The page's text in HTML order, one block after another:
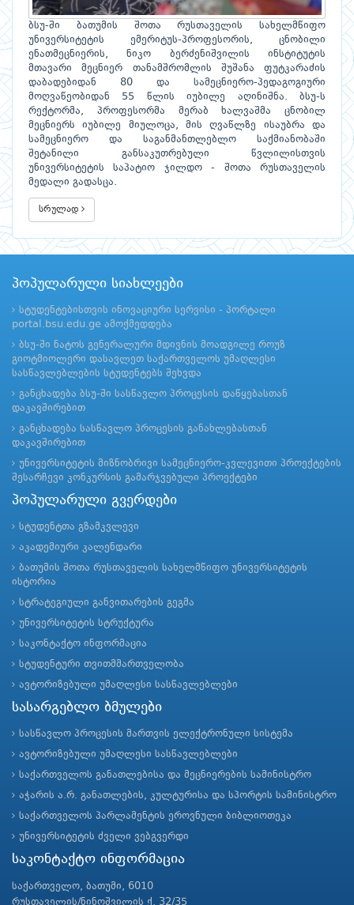
ბსუ-ში ბათუმის შოთა რუსთაველის სახელმწიფო
უნივერსიტეტის ემერიტუს-პროფესორის, ცნობილი
ენათმეცნიერის, ნიკო ბერძენიშვილის ინსტიტუტის
მთავარი მეცნიერ თანამშრომლის შუშანა ფუტკარაძის
დაბადებიდან 80 და სამეცნიერო-პედაგოგიური
მოღვაწეობიდან 55 წლის იუბილე აღინიშნა. ბსუ-ს
რექტორმა, პროფესორმა მერაბ ხალვაშმა ცნობილ
მეცნიერს იუბილე მიულოცა, მის ღვაწლზე ისაუბრა და
სამეცნიერო და საგანმანთლებლო საქმიანობაში
შეტანილი განსაკუთრებული წვლილისთვის
უნივერსიტეტის საპატიო ჯილდო - შოთა რუსთაველის
მედალი გადასცა.
სრულად
პოპულარული სიახლეები
სტუდენტებისთვის ინოვაციური სერვისი - პორტალი
portal.bsu.edu.ge ამოქმედდება
ბსუ-ში ნატოს გენერალური მდივნის მოადგილე როუზ
გიოტმიოლერი დასავლეთ საქართველოს უმაღლესი
სასწავლებლების სტუდენტებს შეხვდა
განცხადება ბსუ-ში სასწავლო პროცესის დაწყებასთან
დაკავშირებით
განცხადება სასწავლო პროცესის განახლებასთან
დაკავშირებით
უნივერსიტეტის მიზნობრივი სამეცნიერო-კვლევითი პროექტების
შესარჩევი კონკურსის გამარჯვებული პროექტები
პოპულარული გვერდები
სტუდენტთა გზამკვლევი
აკადემიური კალენდარი
ბათუმის შოთა რუსთაველის სახელმწიფო უნივერსიტეტის
ისტორია
სტრატეგიული განვითარების გეგმა
უნივერსიტეტის სტრუქტურა
საკონტაქტო ინფორმაცია
სტუდენტური თვითმმართველობა
ავტორიზებული უმაღლესი სასწავლებლები
სასარგებლო ბმულები
სასწავლო პროცესის მართვის ელექტრონული სისტემა
ავტორიზებული უმაღლესი სასწავლებლები
საქართველოს განათლებისა და მეცნიერების სამინისტრო
აჭარის ა.რ. განათლების, კულტურისა და სპორტის სამინისტრო
საქართველოს პარლამენტის ეროვნული ბიბლიოთეკა
უნივერსიტეტის ძველი ვებგვერდი
საკონტაქტო ინფორმაცია
საქართველო, ბათუმი, 6010
რუსთაველის/ნინოშვილის ქ. 32/35